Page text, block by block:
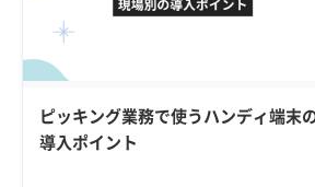
ピッキング業務で使うハンディ端末
導入ポイント